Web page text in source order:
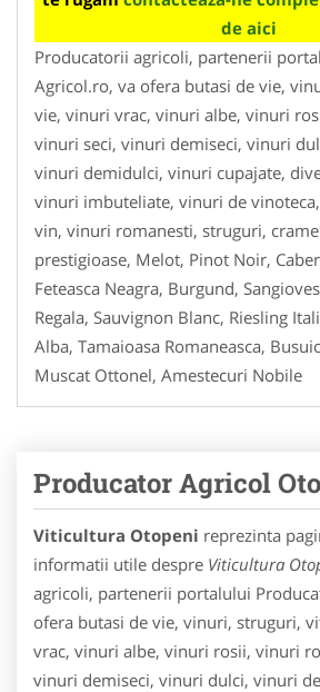
de aici
Producatorii agricoli, partenerii
Agricol.ro, va ofera butasi de vie,
vie, vinuri vrac, vinuri albe, vinuri
vinuri seci, vinuri demiseci, vinuri
vinuri demidulci, vinuri cupajate,
vinuri imbuteliate, vinuri de
vin, vinuri romanesti, struguri,
prestigioase, Melot, Pinot Noir,
Feteasca Neagra, Burgund,
Regala, Sauvignon Blanc, Riesling
Alba, Tamaioasa Romaneasca,
Muscat Ottonel, Amestecuri Nobile
Producator Agricol
Viticultura Otopeni reprezinta
informatii utile despre Viticultura
agricoli, partenerii portalului
ofera butasi de vie, vinuri, struguri,
vrac, vinuri albe, vinuri rosii, vinuri
vinuri demiseci, vinuri dulci, vinuri